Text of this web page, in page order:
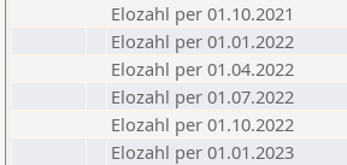
Elozahl per 01.10.2021
Elozahl per 01.01.2022
Elozahl per 01.04.2022
Elozahl per 01.07.2022
Elozahl per 01.10.2022
Elozahl per 01.01.2023